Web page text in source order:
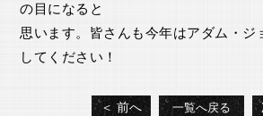
の目になると
思います。皆さんも今年はアダム・ジ
してください！
＜ 前へ 一覧へ戻る